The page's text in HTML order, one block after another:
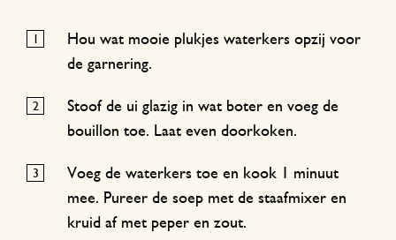
Hou wat mooie plukjes waterkers opzij voor
de garnering.
Stoof de ui glazig in wat boter en voeg de
bouillon toe. Laat even doorkoken.
Voeg de waterkers toe en kook 1 minuut
mee. Pureer de soep met de staafmixer en
kruid af met peper en zout.